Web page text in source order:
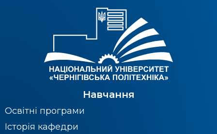
Навчання
Освітні програми
Історія кафедри